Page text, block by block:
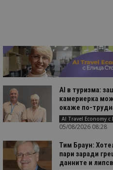
AI в туризма:
камериерка
окаже по-
05/08/2026 08:28
Тим Браун:
пари заради
данните и